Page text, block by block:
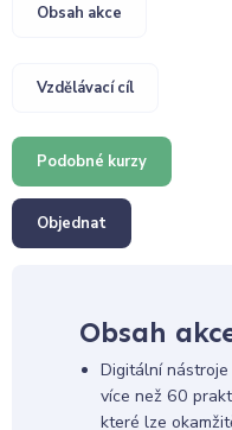
Obsah akce
Vzdělávací cíl
Podobné kurzy
Objednat
Obsah
Digitální
více než 60
které lze